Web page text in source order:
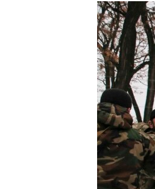
ПОДПИШИТЕСЬ НА РАССЫЛКУ